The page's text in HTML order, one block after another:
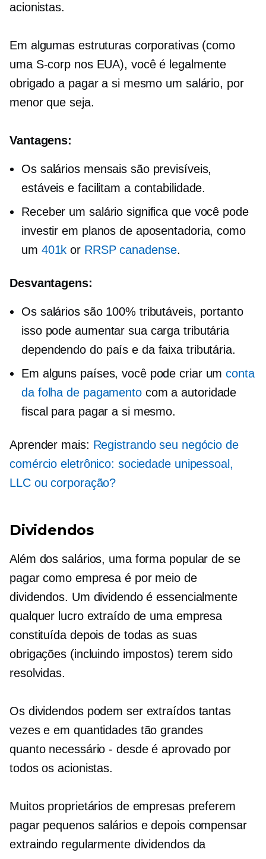
acionistas.
Em algumas estruturas corporativas (como
uma S-corp nos EUA), você é legalmente
obrigado a pagar a si mesmo um salário, por
menor que seja.
Vantagens:
Os salários mensais são previsíveis,
estáveis ​​e facilitam a contabilidade.
Receber um salário significa que você pode
investir em planos de aposentadoria, como
um 401k or RRSP canadense.
Desvantagens:
Os salários são 100% tributáveis, portanto
isso pode aumentar sua carga tributária
dependendo do país e da faixa tributária.
Em alguns países, você pode criar umconta
da folha de pagamentocom a autoridade
fiscal para pagar a si mesmo.
Aprender mais: Registrando seu negócio de
comércio eletrônico: sociedade unipessoal,
LLC ou corporação?
Dividendos
Além dos salários, uma forma popular de se
pagar como empresa é por meio de
dividendos. Um dividendo é essencialmente
qualquer lucro extraído de uma empresa
constituída depois de todas as suas
obrigações (incluindo impostos) terem sido
resolvidas.
Os dividendos podem ser extraídos tantas
vezes e em quantidades tão grandes
quanto necessário - desdeé aprovado por
todos os acionistas.
Muitos proprietários de empresas preferem
pagar pequenos salários e depois compensar
extraindo regularmente dividendos da